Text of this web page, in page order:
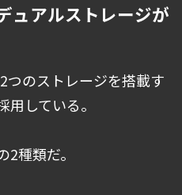
ュアルストレージが
つのストレージを搭載す
している。
種類だ。